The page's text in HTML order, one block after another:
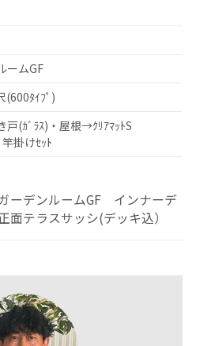
ームGF
ﾀｲﾌﾟ)
(ｶﾞﾗｽ)・屋根→ｸﾘｱﾏｯﾄS
掛けｾｯﾄ
ーデンルームGF インナーデ
テラスサッシ(デッキ込）